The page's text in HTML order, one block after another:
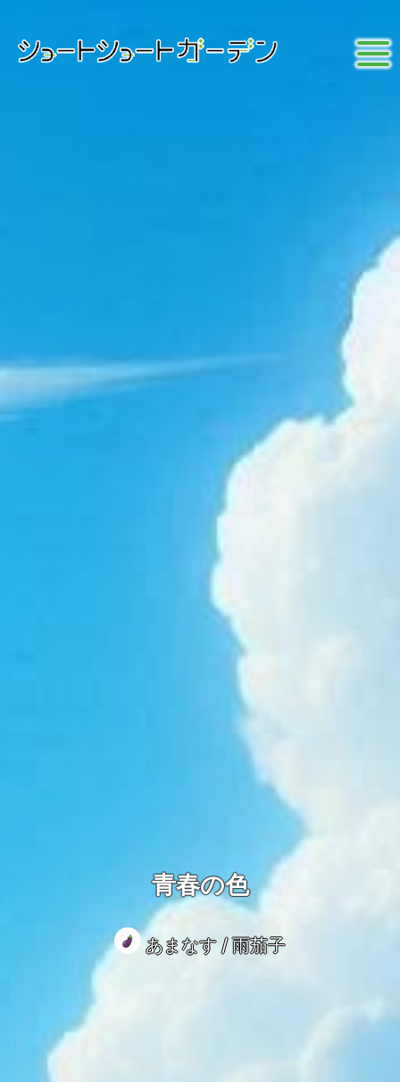
青春の色
あまなす / 雨茄子